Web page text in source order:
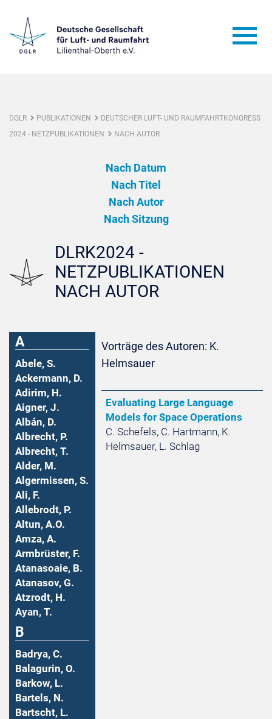
DGLR PUBLIKATIONEN
DEUTSCHER LUFT- UND RAUMFAHRTKONGRESS
2024 - NETZPUBLIKATIONEN
NACH AUTOR
Nach Datum
Nach Titel
Nach Autor
Nach Sitzung
DLRK2024 -
NETZPUBLIKATIONEN
NACH AUTOR
A
Abele, S.
Ackermann, D.
Adirim, H.
Aigner, J.
Albán, D.
Albrecht, P.
Albrecht, T.
Alder, M.
Algermissen, S.
Ali, F.
Allebrodt, P.
Altun, A.O.
Amza, A.
Armbrüster, F.
Atanasoaie, B.
Atanasov, G.
Atzrodt, H.
Ayan, T.
B
Badrya, C.
Balagurin, O.
Barkow, L.
Bartels, N.
Bartscht, L.
Vorträge des Autoren: K.
Helmsauer
Evaluating Large Language
Models for Space Operations
C. Schefels, C. Hartmann, K.
Helmsauer, L. Schlag